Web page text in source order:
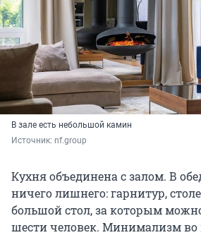
В зале есть небольшой камин
Источник: nf.group
Кухня объединена с залом. В
ничего лишнего: гарнитур,
большой стол, за которым
шести человек. Минимализм во